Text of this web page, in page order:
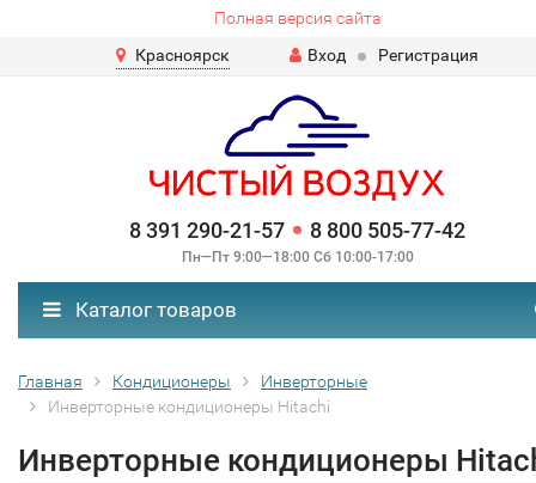
Полная версия сайта
Красноярск
Вход Регистрация
8 391 290-21-57 8 800 505-77-42
Пн—Пт 9:00—18:00 Сб 10:00-17:00
Каталог товаров
Главная Кондиционеры
Инверторные
Инверторные кондиционеры Hitachi
Инверторные кондиционеры